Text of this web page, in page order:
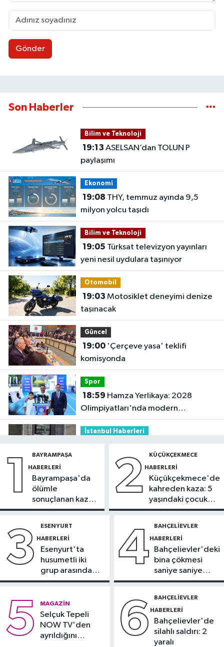
Gönder
Son Haberler
Bilim ve Teknoloji
19:13
paylaşımı
Ekonomi
19:08
milyon yolcu taşıdı
Bilim ve Teknoloji
19:05
yeni nesil uydulara taşınıyor
Otomobil
19:03
taşınacak
Güncel
19:00'Çerçeve yasa' teklifi
komisyonda
Spor
18:59
Olimpiyatları'nda modern
pentatlonda büyük başarılar elde
edeceğiz
İstanbul Haberleri
plajlarını aratmadı
Güncel
otomobil alev topuna döndü: Trafik
Anlaşması tarihi bir adımdır
konteynerleri alevlere teslim oldu
1 BAYRAMPAŞA
HABERLERI
Bayrampaşa'da
ölümle
sonuçlanan kaza:
Sürücü
2 KÜÇÜKÇEKMECE
HABERLERI
Küçükçekmece'de
kahreden kaza: 5
yaşındaki çocuk
yoğun bakımda
3 ESENYURT
HABERLERI
Esenyurt'ta
husumetli iki
grup arasında
silahlı kavga
4 BAHÇELIEVLER
HABERLERI
Bahçelievler'deki
bina çökmesi
saniye saniye
görüntülendi
5 MAGAZIN
Selçuk Tepeli
NOW TV'den
ayrıldığını
6 BAHÇELIEVLER
HABERLERI
Bahçelievler'de
silahlı saldırı: 2
yaralı